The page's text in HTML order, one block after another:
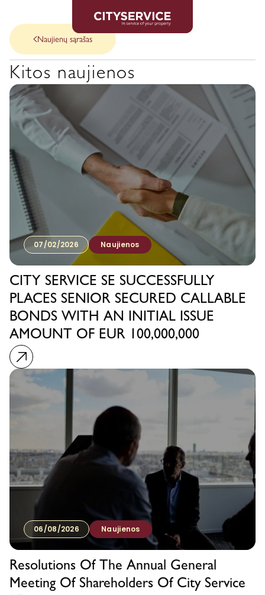
Naujienų sąrašas
Kitos naujienos
07/02/2026 Naujienos
CITY SERVICE SE SUCCESSFULLY
PLACES SENIOR SECURED CALLABLE
BONDS WITH AN INITIAL ISSUE
AMOUNT OF EUR 100,000,000
06/08/2026 Naujienos
Resolutions Of The Annual General
Meeting Of Shareholders Of City Service